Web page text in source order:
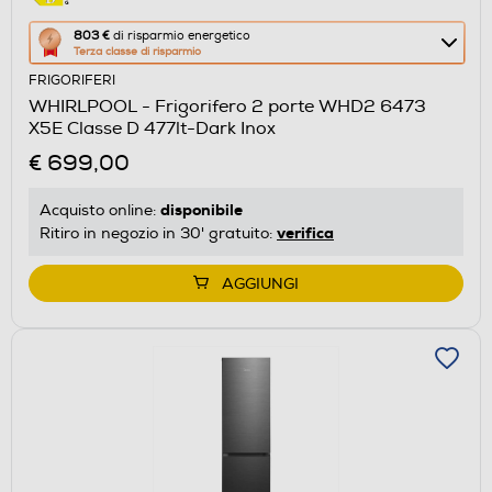
803 € di risparmio energetico
Terza classe di risparmio
Questa
azione
aprirà
il
Calcolatore
di
energetico
Youreko.
FRIGORIFERI
WHIRLPOOL - Frigorifero 2 porte WHD2 6473
X5E Classe D 477lt-Dark Inox
€ 699,00
Acquisto online: disponibile
Ritiro in negozio in 30' gratuito: verifica
AGGIUNGI